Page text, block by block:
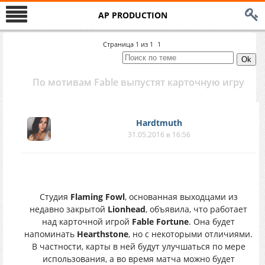
AP PRODUCTION
Страница 1 из 1 1
По мотивам Fable выпустят карточную игру
Hardtmuth
31.05.2016 в 16:56
Студия Flaming Fowl, основанная выходцами из
недавно закрытой Lionhead, объявила, что работает
над карточной игрой Fable Fortune. Она будет
напоминать Hearthstone, но с некоторыми отличиями.
В частности, карты в ней будут улучшаться по мере
использования, а во время матча можно будет